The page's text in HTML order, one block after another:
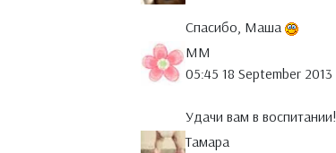
Спасибо, Маша
MM
05:45 18 September 2013
Удачи вам в воспитании!
Тамара